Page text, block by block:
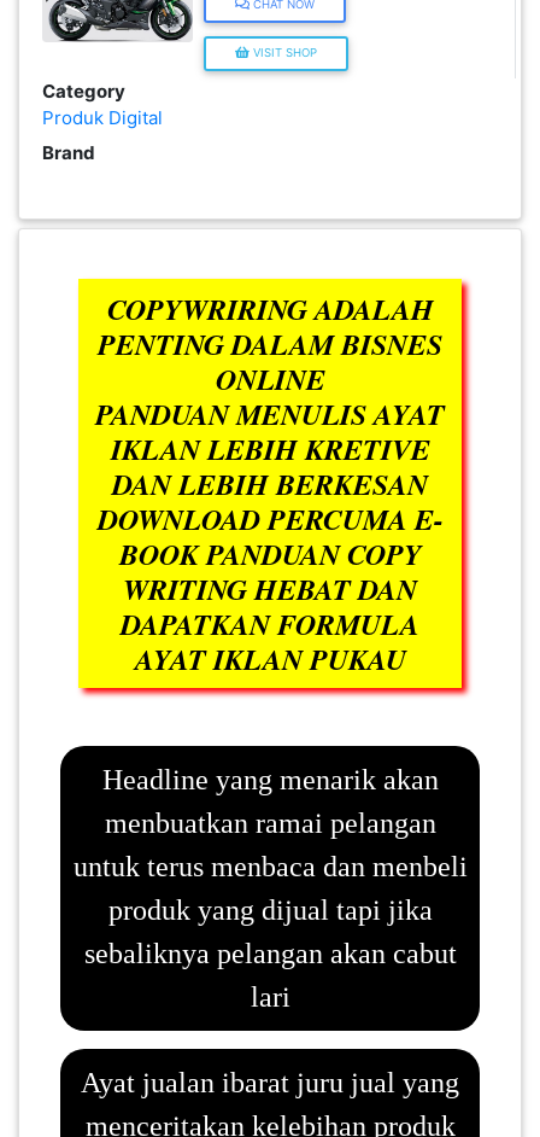
CHAT NOW
VISIT SHOP
Category
Produk Digital
Brand
COPYWRIRING ADALAH
PENTING DALAM BISNES
ONLINE
PANDUAN MENULIS AYAT
IKLAN LEBIH KRETIVE
DAN LEBIH BERKESAN
DOWNLOAD PERCUMA E-
BOOK PANDUAN COPY
WRITING HEBAT DAN
DAPATKAN FORMULA
AYAT IKLAN PUKAU
Headline yang menarik akan
menbuatkan ramai pelangan
untuk terus menbaca dan menbeli
produk yang dijual tapi jika
sebaliknya pelangan akan cabut
lari
Ayat jualan ibarat juru jual yang
menceritakan kelebihan produk
PERIBADI(4)
PEKERJAAN(0)
SERVIS(17)
KEPERLUAN(16)
SELANGOR(37)
PAHANG(13)
KELANTAN(22)
PERAK(41)
SEMBILAN(10)
KEDAH(13)
TERENGGANU(12)